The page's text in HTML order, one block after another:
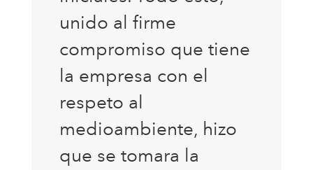
unido al firme
compromiso que tiene
la empresa con el
respeto al
medioambiente, hizo
que se tomara la